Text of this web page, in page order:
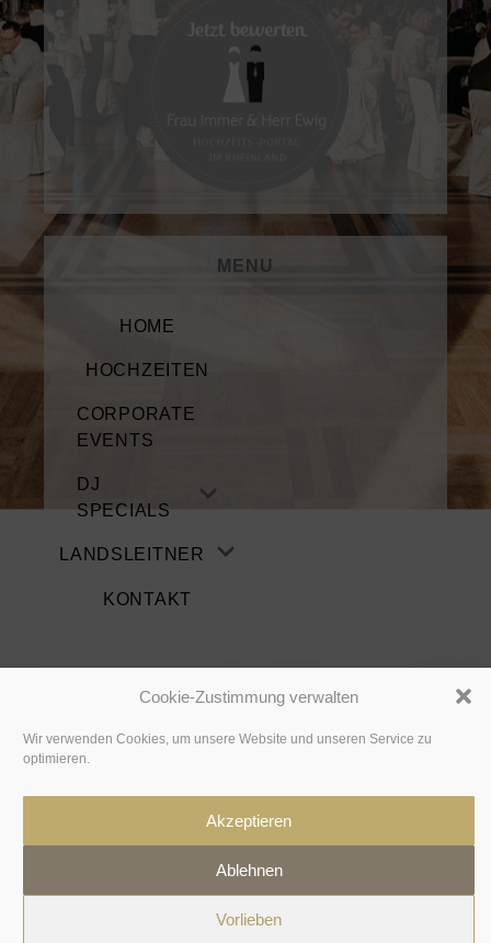
Cookie-Zustimmung verwalten
Wir verwenden Cookies, um unsere Website und unseren Service zu
optimieren.
Akzeptieren
Ablehnen
Vorlieben
MENU
HOME
HOCHZEITEN
CORPORATE
EVENTS
DJ
SPECIALS
LANDSLEITNER
KONTAKT